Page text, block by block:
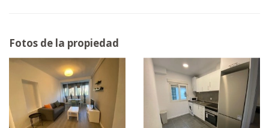
Fotos de la propiedad